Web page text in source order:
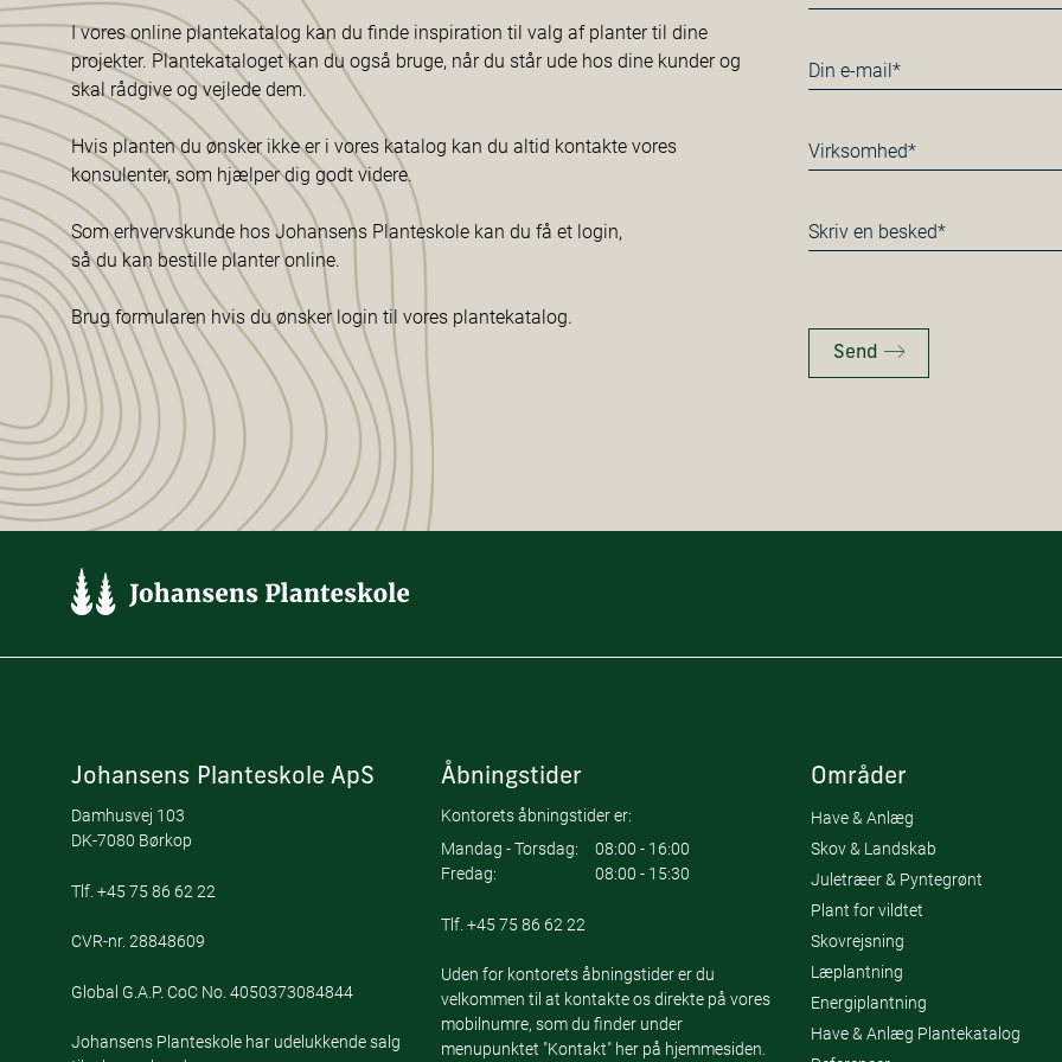
I vores online plantekatalog kan du finde inspiration til valg af planter til dine
projekter. Plantekataloget kan du også bruge, når du står ude hos dine kunder og
skal rådgive og vejlede dem.
Hvis planten du ønsker ikke er i vores katalog kan du altid kontakte vores
konsulenter, som hjælper dig godt videre.
Som erhvervskunde hos Johansens Planteskole kan du få et login,
så du kan bestille planter online.
Brug formularen hvis du ønsker login til vores plantekatalog.
*
E-
mail
Virksomhed*
*
Besked
*
Send
Johansens Planteskole ApS
Damhusvej 103
DK-7080 Børkop
Tlf. +45 75 86 62 22
CVR-nr. 28848609
Global G.A.P. CoC No. 4050373084844
Johansens Planteskole har udelukkende salg
Åbningstider
Kontorets åbningstider er:
Mandag - Torsdag:
08:00 - 16:00
Fredag:
08:00 - 15:30
Tlf.+45 75 86 62 22
Uden for kontorets åbningstider er du
velkommen til at kontakte os direkte på vores
mobilnumre, som du finder under
menupunktet "Kontakt" her på hjemmesiden.
Områder
Have & Anlæg
Skov & Landskab
Juletræer & Pyntegrønt
Plant for vildtet
Skovrejsning
Læplantning
Energiplantning
Have & Anlæg Plantekatalog